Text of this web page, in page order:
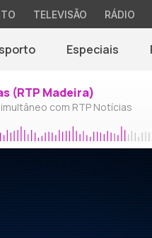
TELEVISÃO RÁDIO
Especiais
(RTP Madeira)
com RTP Notícias